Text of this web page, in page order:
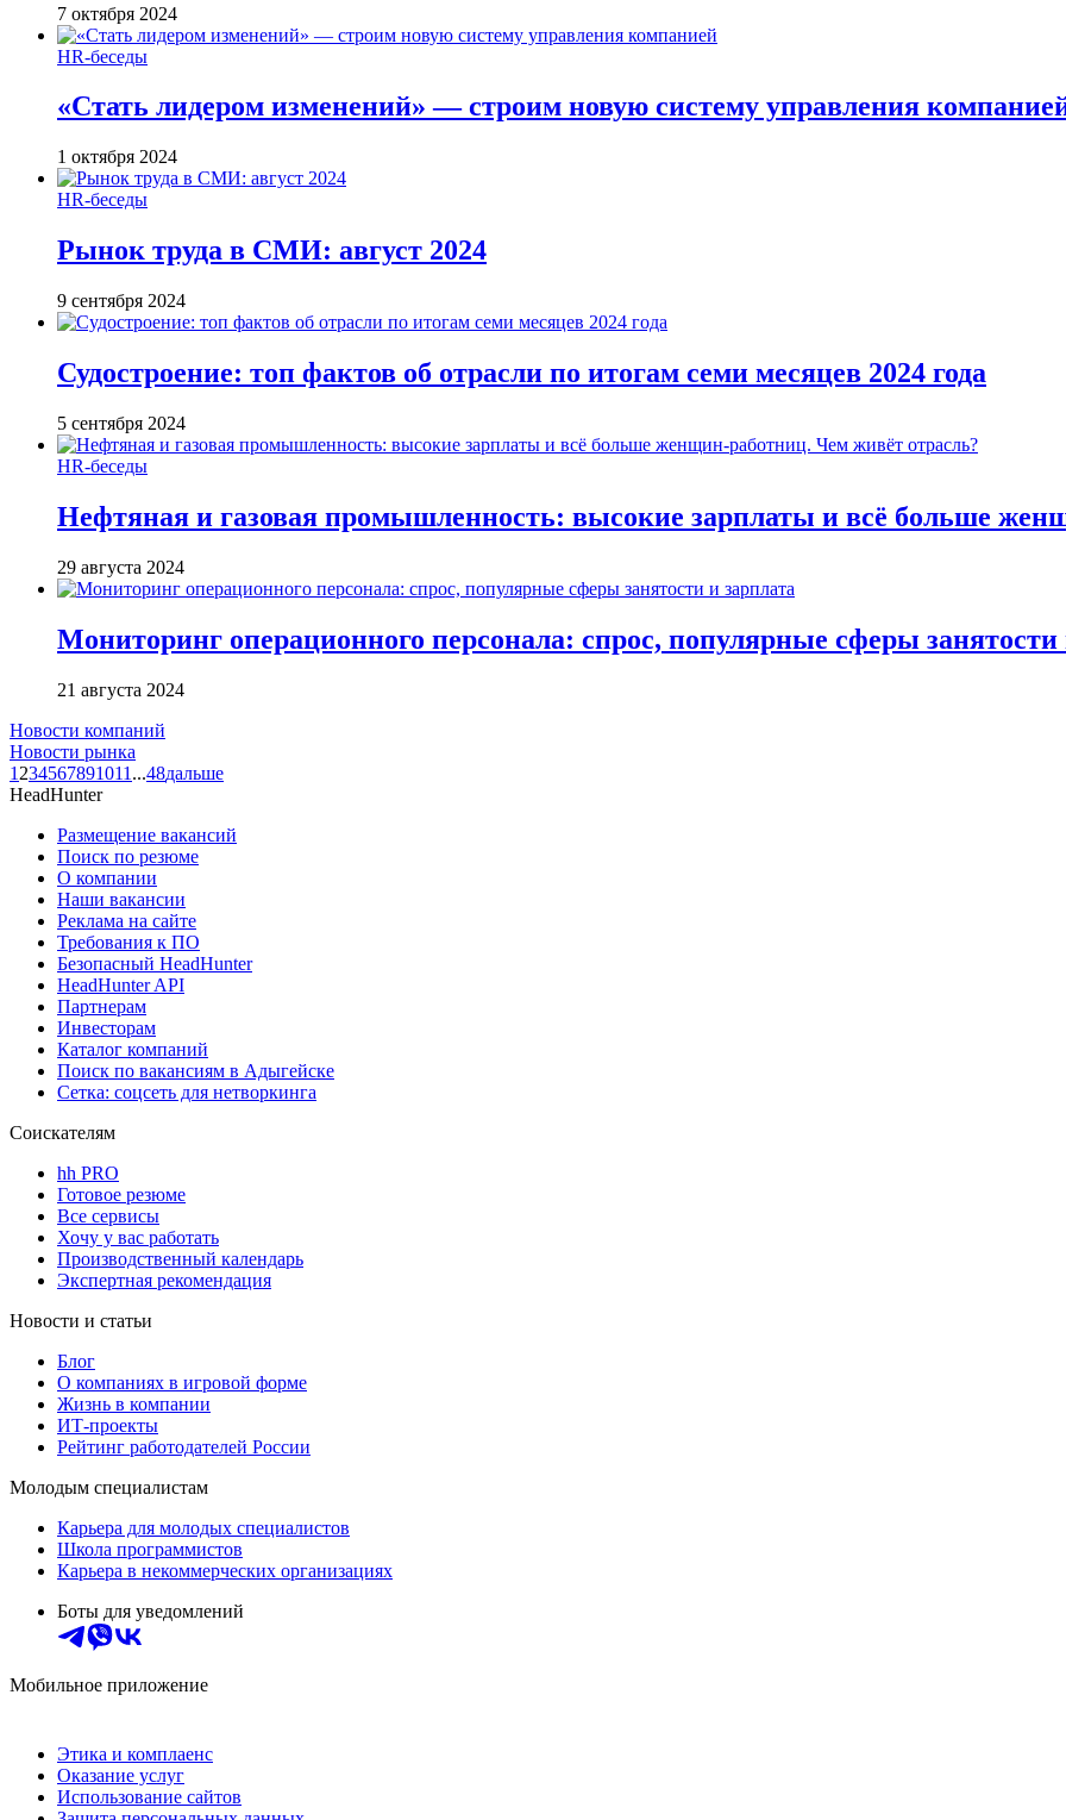
7 октября 2024
HR-беседы
«Стать лидером изменений» — строим новую систему управления
1 октября 2024
HR-беседы
Рынок труда в СМИ: август 2024
9 сентября 2024
Судостроение: топ фактов об отрасли по итогам семи месяцев 2024 года
5 сентября 2024
HR-беседы
Нефтяная и газовая промышленность: высокие зарплаты и всё больше
29 августа 2024
Мониторинг операционного персонала: спрос, популярные сферы занятости
21 августа 2024
Новости компаний
Новости рынка
1 234567891011 ...48дальше
HeadHunter
Размещение вакансий
Поиск по резюме
О компании
Наши вакансии
Реклама на сайте
Требования к ПО
Безопасный HeadHunter
HeadHunter API
Партнерам
Инвесторам
Каталог компаний
Поиск по вакансиям в Адыгейске
Сетка: соцсеть для нетворкинга
Соискателям
hh PRO
Готовое резюме
Все сервисы
Хочу у вас работать
Производственный календарь
Экспертная рекомендация
Новости и статьи
Блог
О компаниях в игровой форме
Жизнь в компании
ИТ-проекты
Рейтинг работодателей России
Молодым специалистам
Карьера для молодых специалистов
Школа программистов
Карьера в некоммерческих организациях
Боты для уведомлений
Мобильное приложение
Этика и комплаенс
Оказание услуг
Использование сайтов